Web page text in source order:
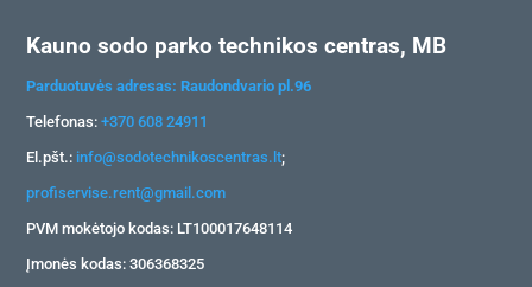
Kauno sodo parko technikos centras, MB
Parduotuvės adresas: Raudondvario pl.96
Telefonas:+370 608 24911
El.pšt.: info@sodotechnikoscentras.lt;
profiservise.rent@gmail.com
PVM mokėtojo kodas: LT100017648114
Įmonės kodas: 306368325